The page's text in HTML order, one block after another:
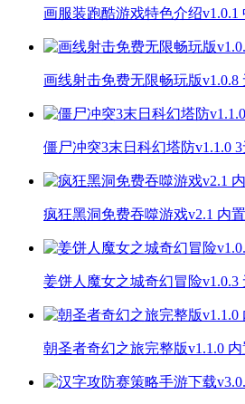
画服装跑酷游戏特色介绍v1.0.1
画线射击免费无限畅玩版v1.0.8
僵尸冲突3末日科幻塔防v1.1.0
疯狂黑洞免费吞噬游戏v2.1 内
姜饼人魔女之城奇幻冒险v1.0.3
朝圣者奇幻之旅完整版v1.1.0